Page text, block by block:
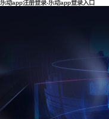
乐动app注册登录-乐动app登录入口